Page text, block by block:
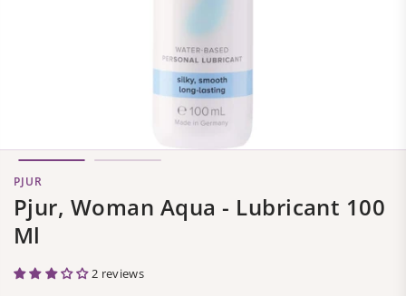
PJUR
Pjur, Woman Aqua - Lubricant 100
Ml
2 reviews